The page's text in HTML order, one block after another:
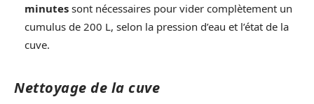
minutes sont nécessaires pour vider complètement un
cumulus de 200 L, selon la pression d’eau et l’état de la
cuve.
Nettoyage de la cuve